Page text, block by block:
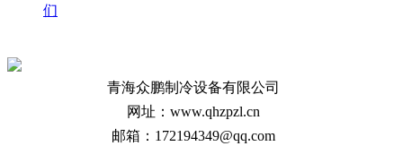
们
青海众鹏制冷设备有限公司
网址：www.qhzpzl.cn
邮箱：172194349@qq.com